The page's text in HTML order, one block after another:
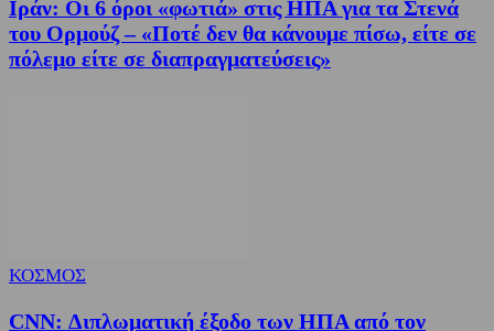
Ιράν: Οι 6 όροι «φωτιά» στις ΗΠΑ για τα Στενά
του Ορμούζ – «Ποτέ δεν θα κάνουμε πίσω, είτε σε
πόλεμο είτε σε διαπραγματεύσεις»
ΚΟΣΜΟΣ
CNN: Διπλωματική έξοδο των ΗΠΑ από τον